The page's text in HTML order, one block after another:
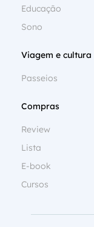
Educação
Sono
Viagem e cultura
Passeios
Compras
Review
Lista
E-book
Cursos